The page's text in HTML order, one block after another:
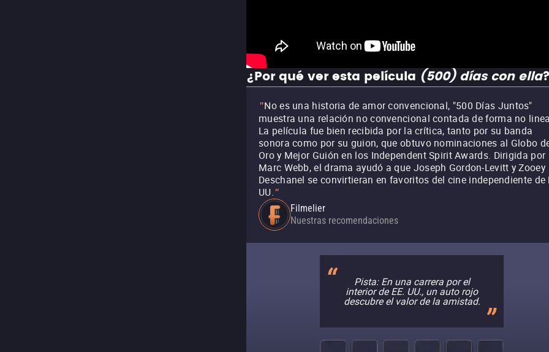
¿Por qué ver esta película (500) días con ella?
"No es una historia de amor convencional, "500 Días Juntos"
muestra una relación no convencional contada de forma no
La película fue bien recibida por la crítica, tanto por su banda
sonora como por su guion, que obtuvo nominaciones al Globo
Oro y Mejor Guión en los Independent Spirit Awards. Dirigida por
Marc Webb, el drama ayudó a que Joseph Gordon-Levitt y Zooey
Deschanel se convirtieran en favoritos del cine independiente de
UU."
Filmelier
Nuestras recomendaciones
Pista: En una carrera por el
interior de EE. UU., un auto rojo
descubre el valor de la amistad.